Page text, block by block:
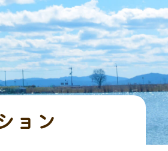
ョン